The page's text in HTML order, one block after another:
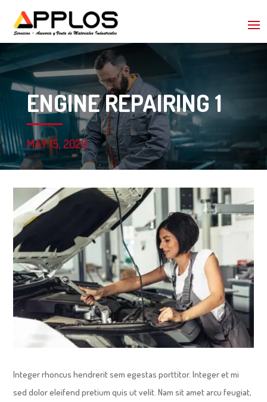
ENGINE REPAIRING 1
MAY 15, 2020
Integer rhoncus hendrerit sem egestas porttitor. Integer et mi
sed dolor eleifend pretium quis ut velit. Nam sit amet arcu feugiat,